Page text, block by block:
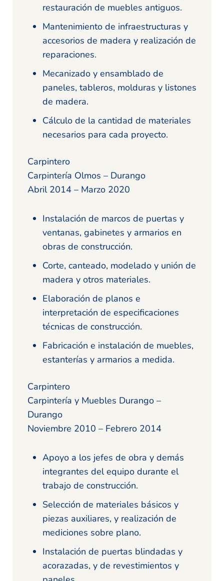
restauración de muebles antiguos.
Mantenimiento de infraestructuras y
accesorios de madera y realización de
reparaciones.
Mecanizado y ensamblado de
paneles, tableros, molduras y listones
de madera.
Cálculo de la cantidad de materiales
necesarios para cada proyecto.
Carpintero
Carpintería Olmos – Durango
Abril 2014 – Marzo 2020
Instalación de marcos de puertas y
ventanas, gabinetes y armarios en
obras de construcción.
Corte, canteado, modelado y unión de
madera y otros materiales.
Elaboración de planos e
interpretación de especificaciones
técnicas de construcción.
Fabricación e instalación de muebles,
estanterías y armarios a medida.
Carpintero
Carpintería y Muebles Durango –
Durango
Noviembre 2010 – Febrero 2014
Apoyo a los jefes de obra y demás
integrantes del equipo durante el
trabajo de construcción.
Selección de materiales básicos y
piezas auxiliares, y realización de
mediciones sobre plano.
Instalación de puertas blindadas y
acorazadas, y de revestimientos y